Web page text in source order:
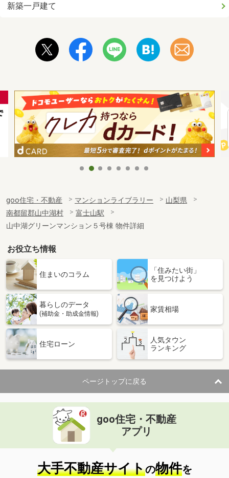
新築一戸建て
goo住宅・不動産 マンションライブラリー
山梨県
南都留郡山中湖村
富士山駅
山中湖グリーンマンション５号棟 物件詳細
お役立ち情報
住まいのコラム
「住みたい街」
を見つけよう
暮らしのデータ
(補助金・助成金情報)
家賃相場
住宅ローン
人気タウン
ランキング
ページトップに戻る
goo住宅・不動産
アプリ
大手不動産サイトの物件を